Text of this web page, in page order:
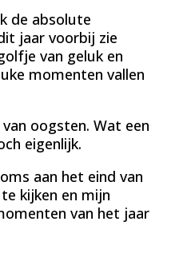
de absolute
jaar voorbij zie
van geluk en
momenten vallen
oogsten. Wat een
eigenlijk.
aan het eind van
kijken en mijn
van het jaar